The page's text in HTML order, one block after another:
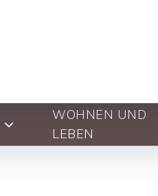
WOHNEN UND
LEBEN